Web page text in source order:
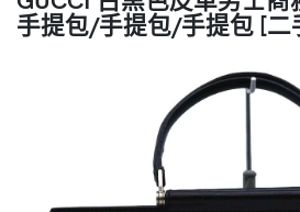
手提包/手提包/手提包 [二